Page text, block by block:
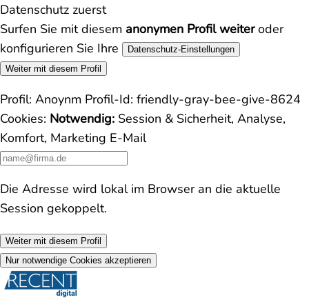
Datenschutz zuerst
Surfen Sie mit diesem anonymen Profil weiteroder
konfigurieren Sie Ihre
Datenschutz-Einstellungen
Weiter mit diesem Profil
Profil: Anoynm Profil-Id: friendly-gray-bee-give-8624
Cookies: Notwendig: Session & Sicherheit, Analyse,
Komfort, Marketing E-Mail
Die Adresse wird lokal im Browser an die aktuelle
Session gekoppelt.
Weiter mit diesem Profil
Nur notwendige Cookies akzeptieren